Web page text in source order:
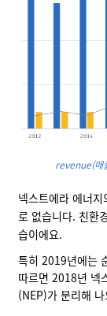
revenue(매
넥스트에라 에너
로 없습니다. 친환
습이에요.
특히 2019년에는
따르면 2018년 넥
(NEP)가 분리해